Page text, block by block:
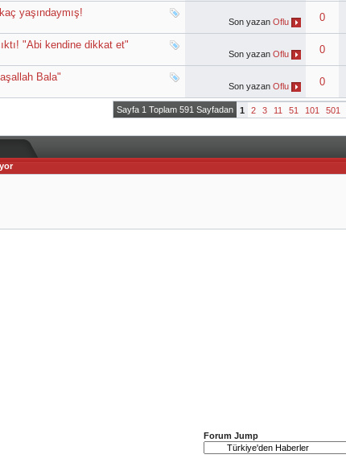
yaşındaymış!
Son yazan Oflu 0
"Abi kendine dikkat et"
Son yazan Oflu 0
Bala"
Son yazan Oflu 0
Sayfa 1 Toplam 591 Sayfadan 1 2 3 11 51 101 501
Forum Jump